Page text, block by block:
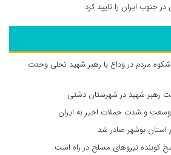
جنوب ایران را تایید کرد
مردم در وداع با رهبر شهید تجلی وحدت
رهبر شهید در شهرستان دشتی
وسعت و شدت حملات اخیر به ایران
بوشهر صادر شد
کوبنده نیروهای مسلح در راه است